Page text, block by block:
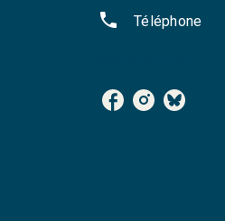
phone Téléphone